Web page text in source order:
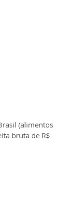
(alimentos
bruta de R$